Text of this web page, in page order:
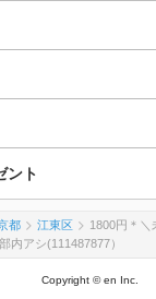
ント
都 江東区
1800円＊＼
内アシ(111487877）
Copyright © en Inc.